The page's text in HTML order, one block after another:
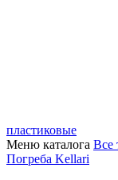
пластиковые
Меню каталога Все
Погреба Kellari